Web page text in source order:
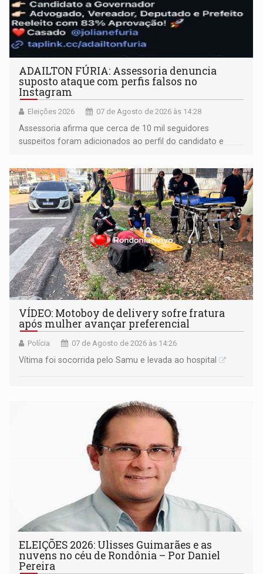
ADAILTON FÚRIA: Assessoria denuncia
suposto ataque com perfis falsos no
Instagram
Eleições 2026 07 de Agosto de 2026 às 14:28
Assessoria afirma que cerca de 10 mil seguidores
suspeitos foram adicionados ao perfil do candidato e
remover as contas
VÍDEO: Motoboy de delivery sofre fratura
após mulher avançar preferencial
Polícia 07 de Agosto de 2026 às 14:26
Vítima foi socorrida pelo Samu e levada ao hospital
ELEIÇÕES 2026: Ulisses Guimarães e as
nuvens no céu de Rondônia – Por Daniel
Pereira